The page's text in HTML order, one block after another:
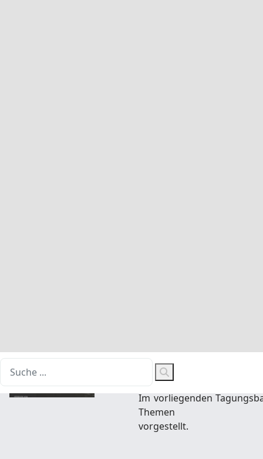
Vortragsblock mit dem
Im vorliegenden
Themen
vorgestellt.